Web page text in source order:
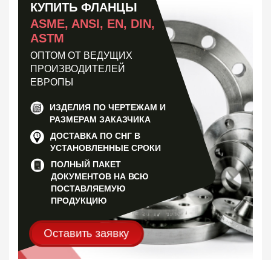
Прокладка фланцевая
Заказать в 1 клик
КУПИТЬ ФЛАНЦЫ
ASME, ANSI, EN, DIN,
ASTM
ОПТОМ ОТ ВЕДУЩИХ
ПРОИЗВОДИТЕЛЕЙ
ЕВРОПЫ
ИЗДЕЛИЯ ПО ЧЕРТЕЖАМ И
РАЗМЕРАМ ЗАКАЗЧИКА
ДОСТАВКА ПО СНГ В
УСТАНОВЛЕННЫЕ СРОКИ
ПОЛНЫЙ ПАКЕТ
ДОКУМЕНТОВ НА ВСЮ
ПОСТАВЛЯЕМУЮ
ПРОДУКЦИЮ
Оставить заявку